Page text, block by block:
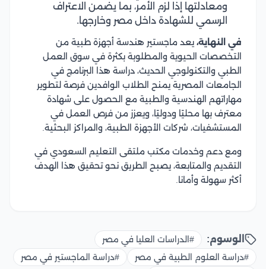
ومعادلتها إذا لزم الأمر، بما يضمن الاعتراف
الرسمي للشهادة داخل مصر وخارجها.
في النهاية، يعد ماجستير هندسة أجهزة طبية من
التخصصات الحيوية والمطلوبة بكثرة في سوق العمل
الطبي والتكنولوجي الحديث، دراسة هذا البرنامج في
الجامعات المصرية يمنح الطلاب الوافدين فرصة لتطوير
مهاراتهم الهندسية والطبية مع الحصول على شهادة
معترف بها محليًا ودوليًا، ويعزز من فرص العمل في
المستشفيات، شركات الأجهزة الطبية، والمراكز البحثية.
ومع دعم وخدمات مكتب ملتقى التعليم السعودي في
التقديم والمتابعة، يصبح الطريق نحو تحقيق هذا الهدف
أكثر سهولة وأمانا.
الوسوم:
#الدراسات العليا في مصر
#دراسة العلوم الطبية في مصر
#دراسة الماجستير في مصر